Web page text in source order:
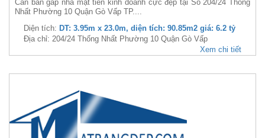
Cần bán gấp nhà mặt tiền kinh doanh cực đẹp tại Số 204/24 Thống
Nhất Phường 10 Quận Gò Vấp TP....
Diện tích: DT: 3.95m x 23.0m, diện tích: 90.85m2 giá: 6.2 tỷ
Địa chỉ: 204/24 Thống Nhất Phường 10 Quận Gò Vấp
Xem chi tiết